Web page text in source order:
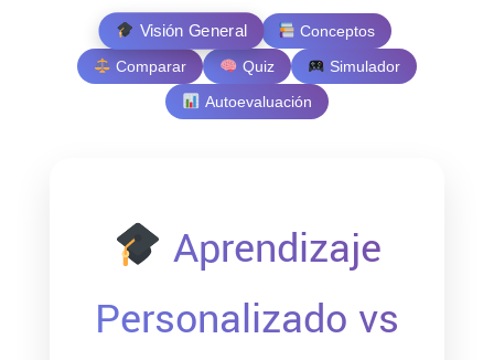
Visión General
Conceptos
Comparar
Quiz
Simulador
Autoevaluación
Aprendizaje
Personalizado vs